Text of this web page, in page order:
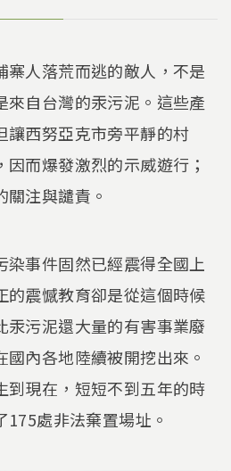
寨人落荒而逃的敵人，不是
來自台灣的汞污泥。這些產
讓西努亞克市旁平靜的村
而爆發激烈的示威遊行；
注與譴責。
染事件固然已經震得全國上
的震憾教育卻是從這個時候
汞污泥還大量的有害事業廢
內各地陸續被開挖出來。
到現在，短短不到五年的時
處非法棄置場址。